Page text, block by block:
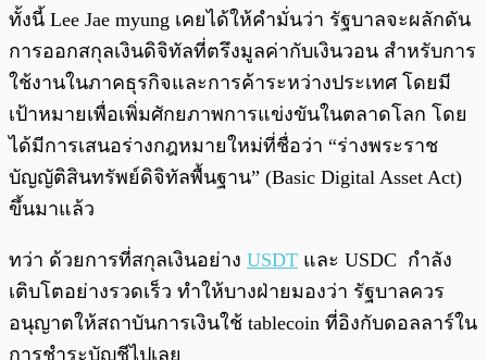
ทั้งนี้ Lee Jae myung เคยได้ให้คำมั่นว่า รัฐบาลจะผลักดัน
การออกสกุลเงินดิจิทัลที่ตรึงมูลค่ากับเงินวอน สำหรับการ
ใช้งานในภาคธุรกิจและการค้าระหว่างประเทศ โดยมี
เป้าหมายเพื่อเพิ่มศักยภาพการแข่งขันในตลาดโลก โดย
ได้มีการเสนอร่างกฎหมายใหม่ที่ชื่อว่า “ร่างพระราช
บัญญัติสินทรัพย์ดิจิทัลพื้นฐาน” (Basic Digital Asset Act)
ขึ้นมาแล้ว
ทว่า ด้วยการที่สกุลเงินอย่าง USDT และ USDC กำลัง
เติบโตอย่างรวดเร็ว ทำให้บางฝ่ายมองว่า รัฐบาลควร
อนุญาตให้สถาบันการเงินใช้ tablecoin ที่อิงกับดอลลาร์ใน
การชำระบัญชีไปเลย